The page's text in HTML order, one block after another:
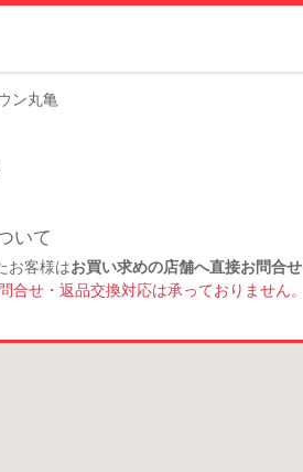
ン丸亀
いて
お客様はお買い求めの店舗へ直接お問合せ
合せ・返品交換対応は承っておりません。